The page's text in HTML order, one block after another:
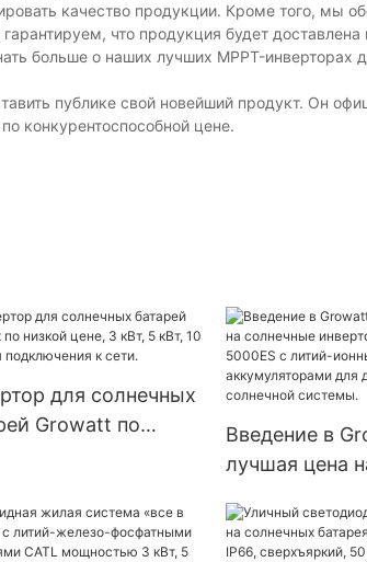
качество продукции. Кроме того, мы
что продукция будет доставлена
больше о наших лучших MPPT-инверторах
публике свой новейший продукт. Он
конкурентоспособной цене.
для солнечных
Growatt по
Введение в
лучшая цена
SPF 3500-
литий-